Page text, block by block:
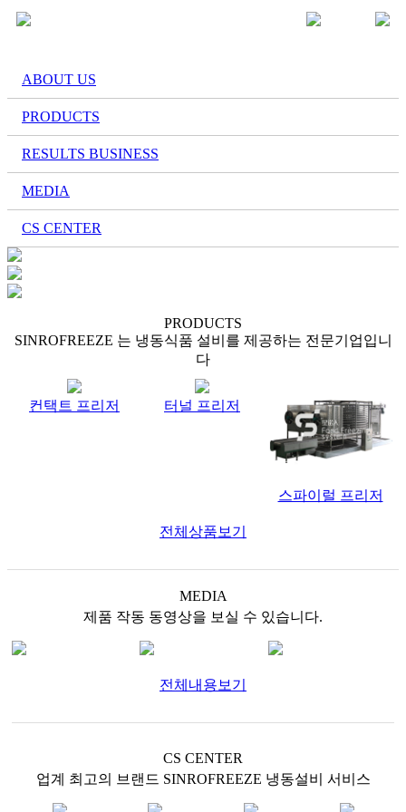
ABOUT US
PRODUCTS
RESULTS BUSINESS
MEDIA
CS CENTER
PRODUCTS
SINROFREEZE 는 냉동식품 설비를 제공하는 전문기업입니
다
컨택트 프리저 터널 프리저
스파이럴 프리저
전체상품보기
MEDIA
제품 작동 동영상을 보실 수 있습니다.
전체내용보기
CS CENTER
업계 최고의 브랜드 SINROFREEZE 냉동설비 서비스